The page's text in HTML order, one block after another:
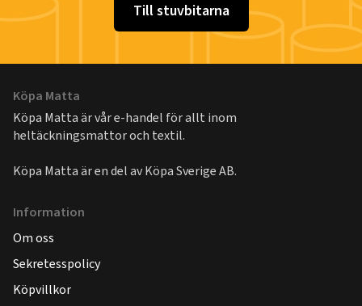
Till stuvbitarna
Köpa Matta
Köpa Matta är vår e-handel för allt inom
heltäckningsmattor och textil.
Köpa Matta är en del avKöpa Sverige AB.
Information
Om oss
Sekretesspolicy
Köpvillkor